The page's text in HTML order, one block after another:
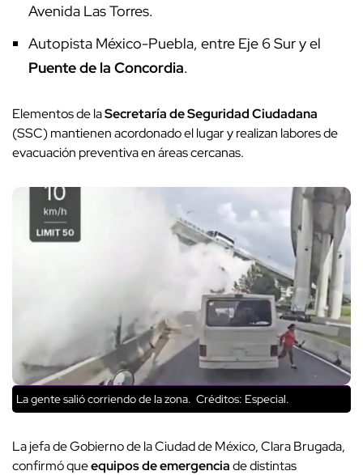
Avenida Las Torres.
Autopista México-Puebla, entre Eje 6 Sur y el
Puente de la Concordia.
Elementos de laSecretaría de Seguridad Ciudadana
(SSC) mantienen acordonado el lugar y realizan labores de
evacuación preventiva en áreas cercanas.
La gente salió corriendo de la zona. Créditos: Especial.
La jefa de Gobierno de la Ciudad de México, Clara Brugada,
confirmó queequipos de emergenciade distintas